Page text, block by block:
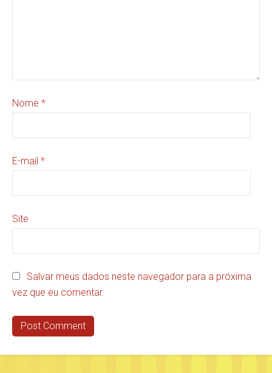
Nome *
E-mail *
Site
Salvar meus dados neste navegador para a próxima
vez que eu comentar.